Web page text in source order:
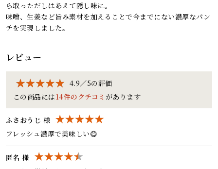
ら取っただしはあえて隠し味に。
味噌、生姜など旨み素材を加えることで今までにない濃厚なパン
チを実現しました。
レビュー
4.9／5の評価
この商品には14件のクチコミ があります
ふさおうじ 様
フレッシュ濃厚で美味しい😋
匿名 様